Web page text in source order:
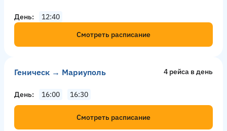
День
12:40
Смотреть расписание
Геническ → Мариуполь 4 рейсa в день
День 16:00 16:30
Смотреть расписание